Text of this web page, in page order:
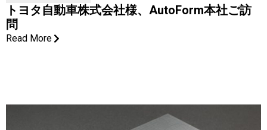
トヨタ自動車株式会社様、AutoForm本社ご訪
問
Read More